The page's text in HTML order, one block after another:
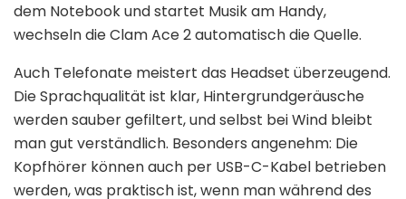
dem Notebook und startet Musik am Handy,
wechseln die Clam Ace 2 automatisch die Quelle.
Auch Telefonate meistert das Headset überzeugend.
Die Sprachqualität ist klar, Hintergrundgeräusche
werden sauber gefiltert, und selbst bei Wind bleibt
man gut verständlich. Besonders angenehm: Die
Kopfhörer können auch per USB-C-Kabel betrieben
werden, was praktisch ist, wenn man während des